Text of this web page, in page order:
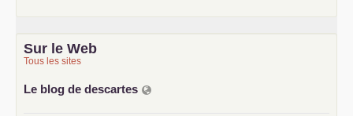
Sur le Web
Tous les sites
Le blog de descartes